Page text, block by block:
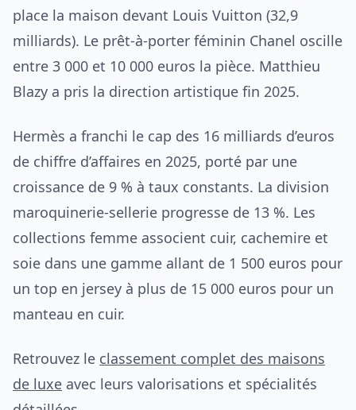
place la maison devant Louis Vuitton (32,9
milliards). Le prêt-à-porter féminin Chanel oscille
entre 3 000 et 10 000 euros la pièce. Matthieu
Blazy a pris la direction artistique fin 2025.
Hermès a franchi le cap des 16 milliards d’euros
de chiffre d’affaires en 2025, porté par une
croissance de 9 % à taux constants. La division
maroquinerie-sellerie progresse de 13 %. Les
collections femme associent cuir, cachemire et
soie dans une gamme allant de 1 500 euros pour
un top en jersey à plus de 15 000 euros pour un
manteau en cuir.
Retrouvez le classement complet des maisons
de luxe avec leurs valorisations et spécialités